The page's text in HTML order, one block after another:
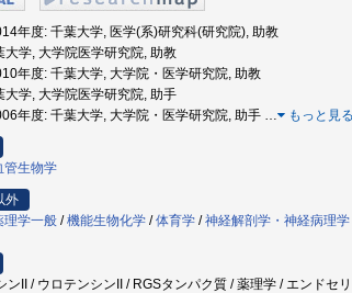
年度: 千葉大学, 医学(系)研究科(研究院), 助教
大学, 大学院医学研究院, 助教
年度: 千葉大学, 大学院・医学研究院, 助教
大学, 大学院医学研究院, 助手
年度: 千葉大学, 大学院・医学研究院, 助手 … もっと見る
管生物学
外
理学一般 /機能生物化学 /体育学 /神経解剖学・神経病理学
ンII / ウロテンシンII / RGSタンパク質 / 薬理学 / エンドセ